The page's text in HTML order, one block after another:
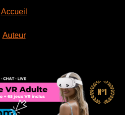
Accueil
Auteur